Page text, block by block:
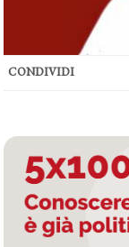
CONDIVIDI